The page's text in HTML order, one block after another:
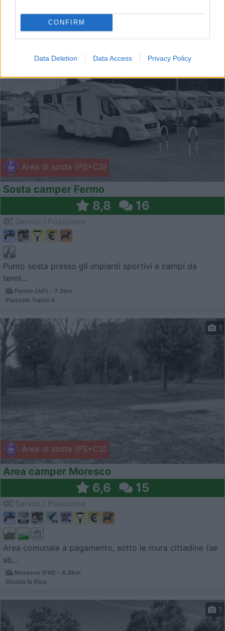
CONFIRM
Data Deletion Data Access Privacy Policy
Area di sosta (PS+CS)
Sosta camper Fermo
8,8 16
Punto sosta presso gli impianti sportivi e campi da
tenni...
Fermo (AP) - 7.3km
Piazzale Tupini 4
Area di sosta (PS+CS)
1
Area camper Moresco
6,6 15
Area comunale a pagamento, sotto le mura cittadine (se
sb...
Moresco (FM) - 8.8km
Strada la Ripa
1